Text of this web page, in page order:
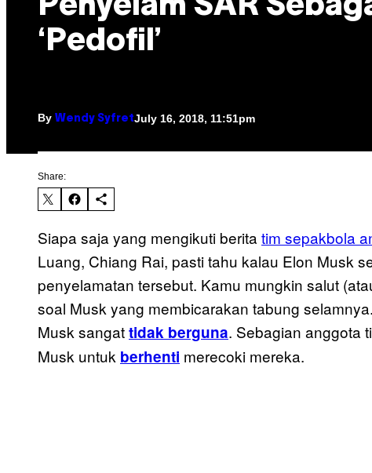
Penyelam SAR
‘Pedofil’
By Wendy SyfretJuly 16, 2018, 11:51pm
Share:
Siapa saja yang mengikuti berita tim sepakbola
Luang, Chiang Rai, pasti tahu kalau Elon Musk
penyelamatan tersebut. Kamu mungkin salut
soal Musk yang membicarakan tabung
Musk sangattidak berguna. Sebagian anggota
Musk untuk berhenti merecoki mereka.